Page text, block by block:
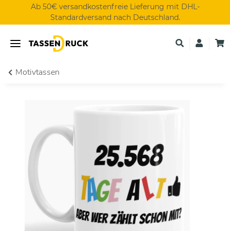
Ab 50€ versandkostenfreie Lieferung mit DHL-
Standardversand nach Deutschland.
Motivtassen